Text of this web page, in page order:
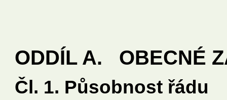
ODDÍL A. OBECNÉ
Čl. 1. Působnost řádu